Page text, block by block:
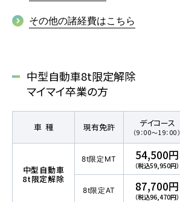
選ばれる理由
特別な支援が必要な方
よくあるご質問
その他の諸経費はこちら
中型自動車8t限定解除
マイマイ卒業の方
車種 現有免許 デイコース
（9：00～19：00）
中型自動車
8t限定解除
8t限定MT 54,500円
（税込59,950円）
8t限定AT 87,700円
（税込96,470円）